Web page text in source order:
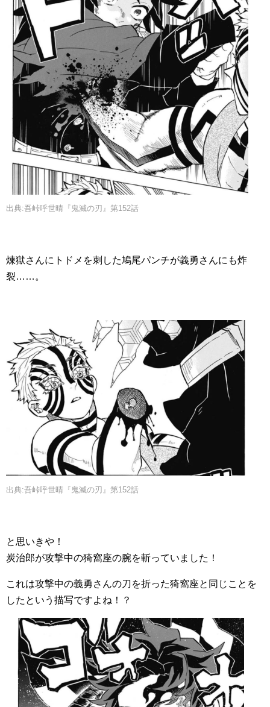
出典:吾峠呼世晴『鬼滅の刃』第152話
煉獄さんにトドメを刺した鳩尾パンチが義勇さんにも炸
裂……。
出典:吾峠呼世晴『鬼滅の刃』第152話
と思いきや！
炭治郎が攻撃中の猗窩座の腕を斬っていました！
これは攻撃中の義勇さんの刀を折った猗窩座と同じことを
したという描写ですよね！？